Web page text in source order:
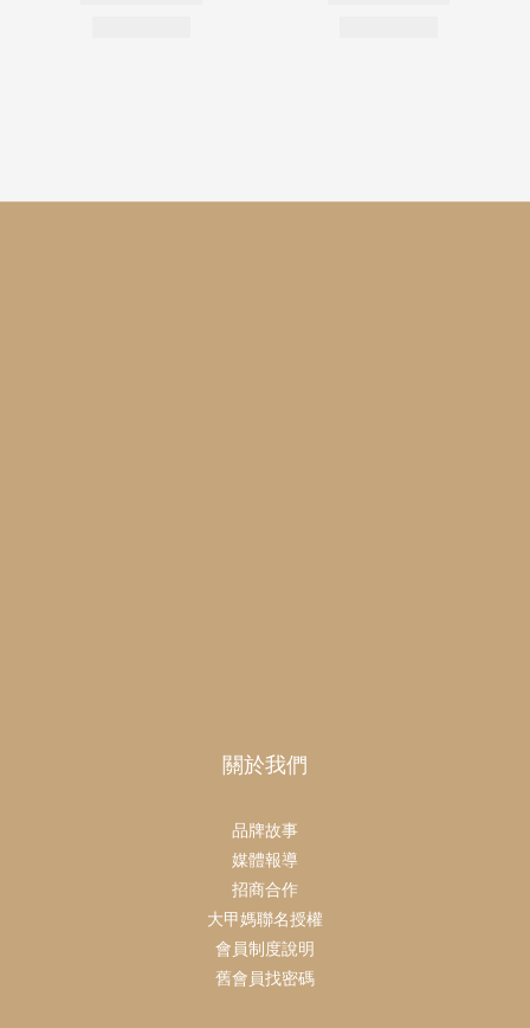
關於我們
品牌故事
媒體報導
招商合作
大甲媽聯名授權
會員制度說明
舊會員找密碼